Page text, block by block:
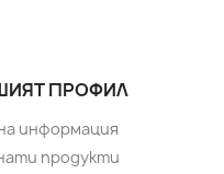
ПРОФИЛ
информация
продукти